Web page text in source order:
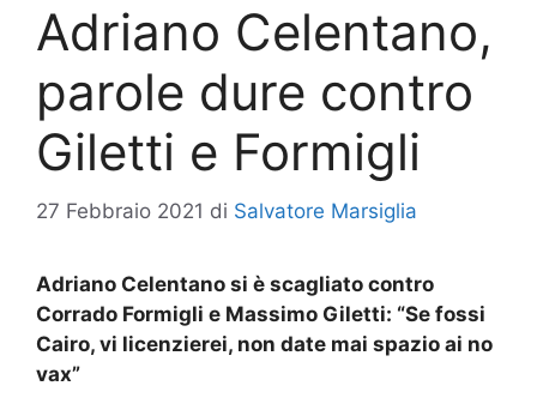
Adriano Celentano,
parole dure contro
Giletti e Formigli
27 Febbraio 2021 di Salvatore Marsiglia
Adriano Celentano si è scagliato contro
Corrado Formigli e Massimo Giletti: “Se fossi
Cairo, vi licenzierei, non date mai spazio ai no
vax”